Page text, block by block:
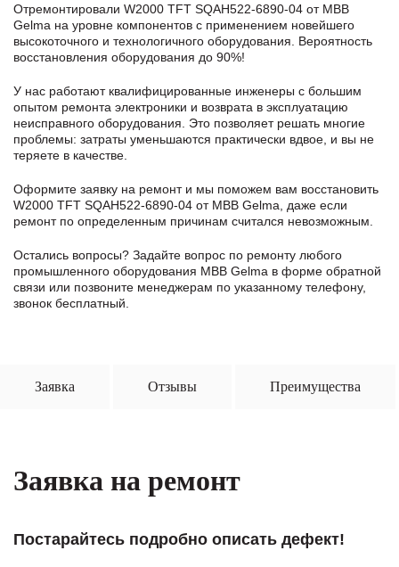
Отремонтировали W2000 TFT SQAH522-6890-04 от MBB
Gelma на уровне компонентов с применением новейшего
высокоточного и технологичного оборудования. Вероятность
восстановления оборудования до 90%!
У нас работают квалифицированные инженеры с большим
опытом ремонта электроники и возврата в эксплуатацию
неисправного оборудования. Это позволяет решать многие
проблемы: затраты уменьшаются практически вдвое, и вы не
теряете в качестве.
Оформите заявку на ремонт и мы поможем вам восстановить
W2000 TFT SQAH522-6890-04 от MBB Gelma, даже если
ремонт по определенным причинам считался невозможным.
Остались вопросы? Задайте вопрос по ремонту любого
промышленного оборудования MBB Gelma в формe обратной
связи или позвоните менеджерам по указанному телефону,
звонок бесплатный.
Заявка Отзывы Преимущества
Заявка на ремонт
Постарайтесь подробно описать дефект!